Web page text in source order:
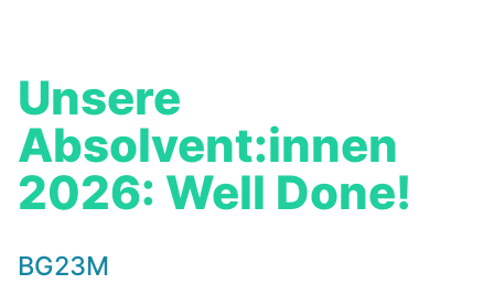
Unsere
Absolvent:innen
2026: Well Done!
BG23M